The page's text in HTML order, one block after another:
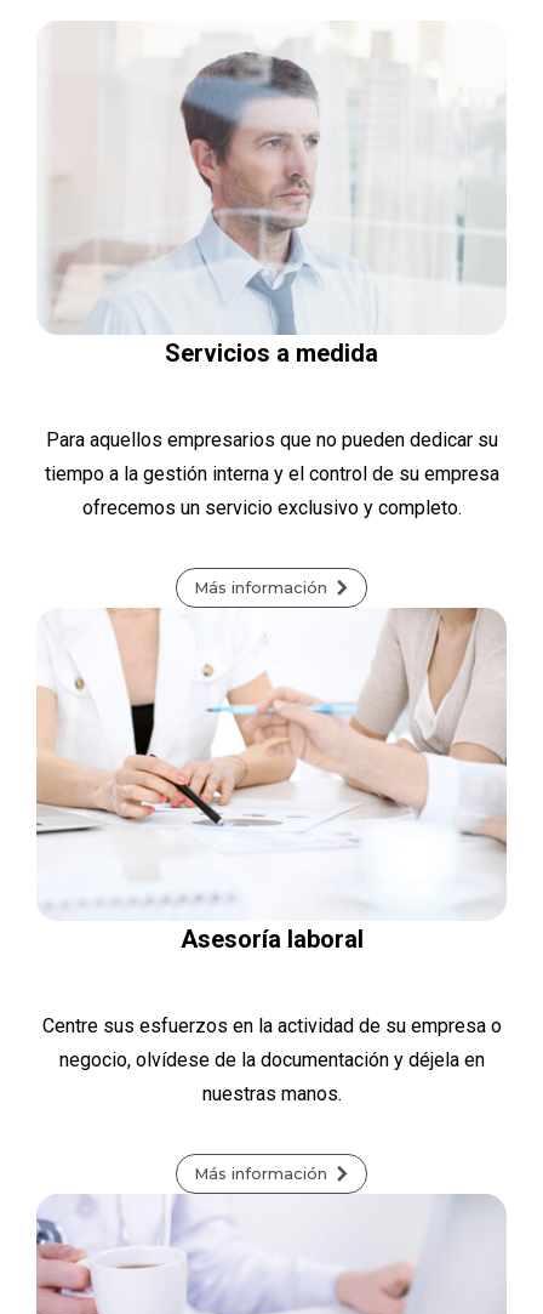
Servicios a medida
Para aquellos empresarios que no pueden dedicar su
tiempo a la gestión interna y el control de su empresa
ofrecemos un servicio exclusivo y completo.
Más información
Asesoría laboral
Centre sus esfuerzos en la actividad de su empresa o
negocio, olvídese de la documentación y déjela en
nuestras manos.
Más información